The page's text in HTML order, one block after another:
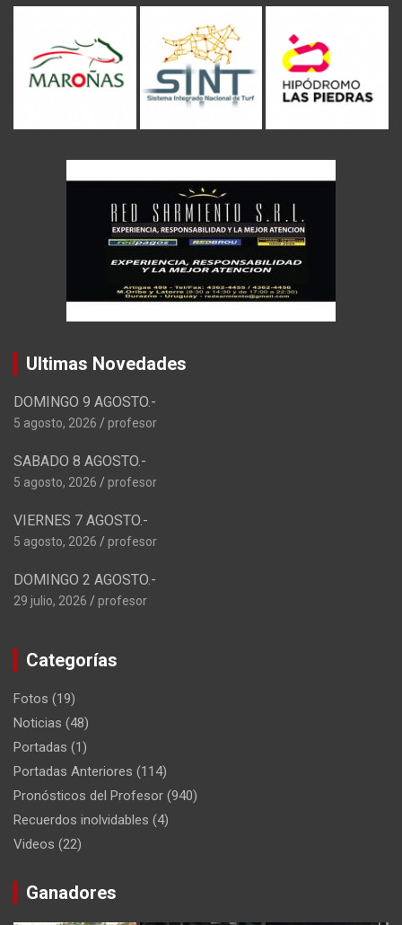
Ultimas Novedades
DOMINGO 9 AGOSTO.-
5 agosto, 2026 profesor
SABADO 8 AGOSTO.-
5 agosto, 2026 profesor
VIERNES 7 AGOSTO.-
5 agosto, 2026 profesor
DOMINGO 2 AGOSTO.-
29 julio, 2026 profesor
Categorías
Fotos (19)
Noticias (48)
Portadas (1)
Portadas Anteriores (114)
Pronósticos del Profesor (940)
Recuerdos inolvidables (4)
Videos (22)
Ganadores